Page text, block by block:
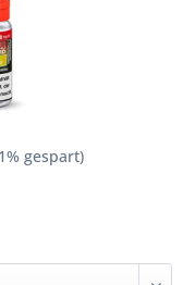
gespart)